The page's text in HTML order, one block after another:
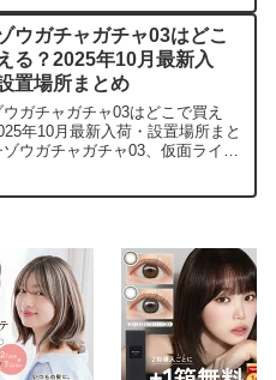
場所などを手短に紹介します。店
目安（500ml）在...
ウガチャガチャ03はどこ
る？2025年10月最新入
置場所まとめ
ウガチャガチャ03はどこで買え
年10月最新入荷・設置場所まと
ウガチャガチャ03、仮面ライダ